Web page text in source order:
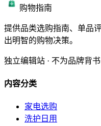
购物指南
提供品类选购指南、单品
出明智的购物决策。
独立编辑站 · 不为品牌背
内容分类
家电选购
洗护日用